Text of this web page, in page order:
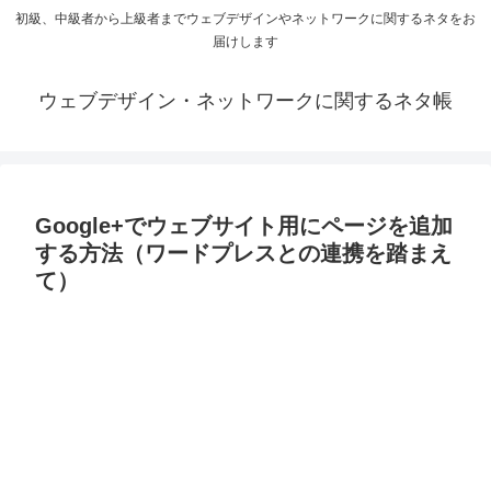
初級、中級者から上級者までウェブデザインやネットワークに関するネタをお
届けします
ウェブデザイン・ネットワークに関するネタ帳
Google+でウェブサイト用にページを追加
する方法（ワードプレスとの連携を踏まえ
て）